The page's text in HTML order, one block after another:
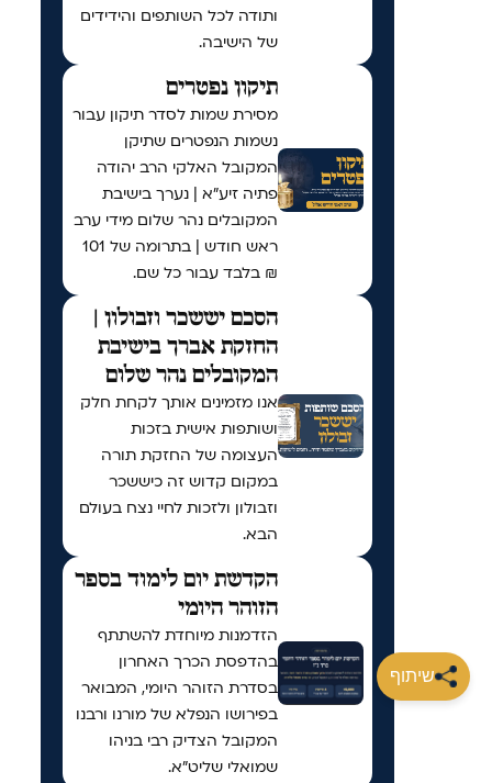
שיתוף
ותודה לכל השותפים והידידים
של הישיבה.
תיקון נפטרים
מסירת שמות לסדר תיקון עבור
נשמות הנפטרים שתיקן
המקובל האלקי הרב יהודה
פתיה זיע"א | נערך בישיבת
המקובלים נהר שלום מידי ערב
ראש חודש | בתרומה של 101
₪ בלבד עבור כל שם.
הסכם יששכר וזבולון |
החזקת אברך בישיבת
המקובלים נהר שלום
אנו מזמינים אותך לקחת חלק
ושותפות אישית בזכות
העצומה של החזקת תורה
במקום קדוש זה כיששכר
וזבולון ולזכות לחיי נצח בעולם
הבא.
הקדשת יום לימוד בספר
הזוהר היומי
הזדמנות מיוחדת להשתתף
בהדפסת הכרך האחרון
בסדרת הזוהר היומי, המבואר
בפירושו הנפלא של מורנו ורבנו
המקובל הצדיק רבי בניהו
שמואלי שליט״א.